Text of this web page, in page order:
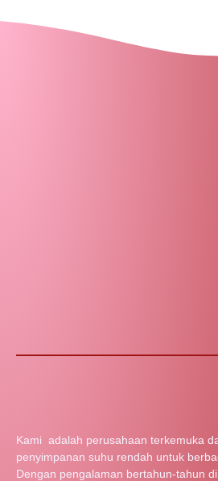
Kami adalah perusahaan terkemuka
penyimpanan suhu rendah untuk
Dengan pengalaman bertahun-tahun di